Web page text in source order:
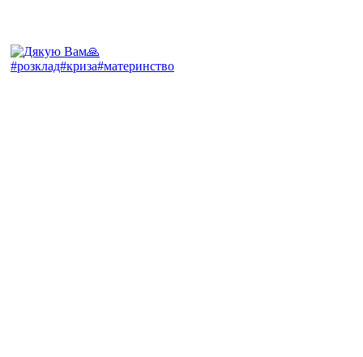
#розклад#криза#материнство